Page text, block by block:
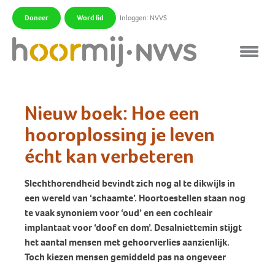
Doneer Word lid Inloggen: NVVS
Nieuw boek: Hoe een
hooroplossing je leven
écht kan verbeteren
Slechthorendheid bevindt zich nog al te dikwijls in
een wereld van ‘schaamte’. Hoortoestellen staan nog
te vaak synoniem voor ‘oud’ en een cochleair
implantaat voor ‘doof en dom’. Desalniettemin stijgt
het aantal mensen met gehoorverlies aanzienlijk.
Toch kiezen mensen gemiddeld pas na ongeveer